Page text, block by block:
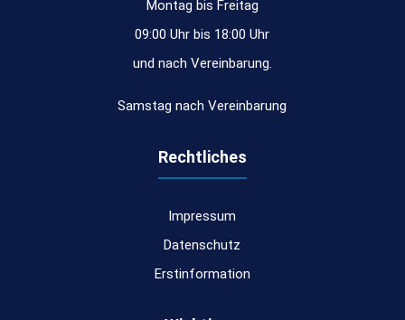
Montag bis Freitag
09:00 Uhr bis 18:00 Uhr
und nach Vereinbarung.
Samstag nach Vereinbarung
Rechtliches
Impressum
Datenschutz
Erstinformation